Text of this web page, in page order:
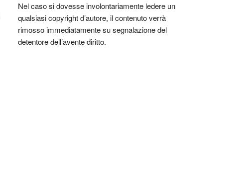
Nel caso si dovesse involontariamente ledere un
qualsiasi copyright d’autore, il contenuto verrà
rimosso immediatamente su segnalazione del
detentore dell’avente diritto.